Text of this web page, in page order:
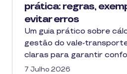
prática: regras,
evitar erros
Um guia prático sobre
gestão do vale-
claras para garantir
7 Julho 2026